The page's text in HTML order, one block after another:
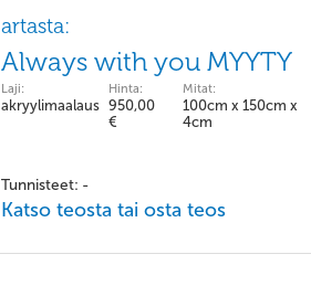
artasta:
Always with you MYYTY
Laji:
akryylimaalaus
Hinta:
950,00
€
Mitat:
100cm x 150cm x
4cm
Tunnisteet: -
Katso teosta tai osta teos